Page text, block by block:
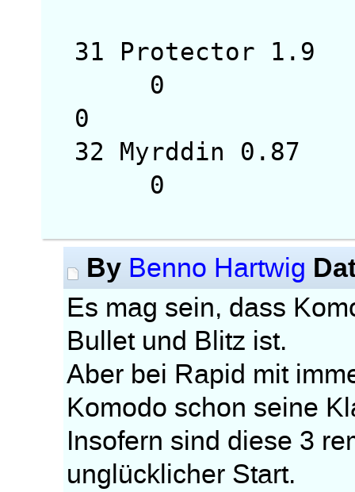
31 Protector
0
0
32 Myrddin
0
By Benno Hartwig
Es mag sein, dass
Bullet und Blitz ist.
Aber bei Rapid mit
Komodo schon seine
Insofern sind diese 3
unglücklicher Start.